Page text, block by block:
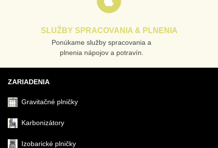
SLUŽBY SPRACOVANIA & PLNENIA
Ponúkame služby spracovania a
plnenia nápojov a potravín.
ZARIADENIA
Gravitačné plničky
Karbonizátory
Izobarické plničky